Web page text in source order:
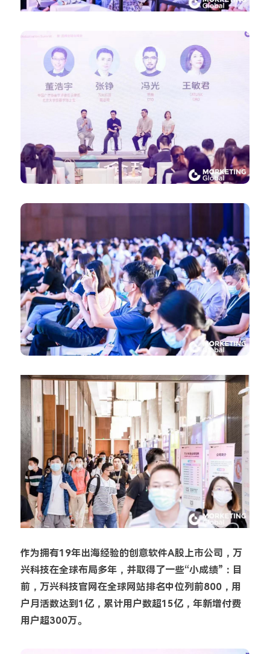
作为拥有19年出海经验的创意软件A股上市公司，万
兴科技在全球布局多年，并取得了一些“小成绩”：目
前，万兴科技官网在全球网站排名中位列前800，用
户月活数达到1亿，累计用户数超15亿，年新增付费
用户超300万。